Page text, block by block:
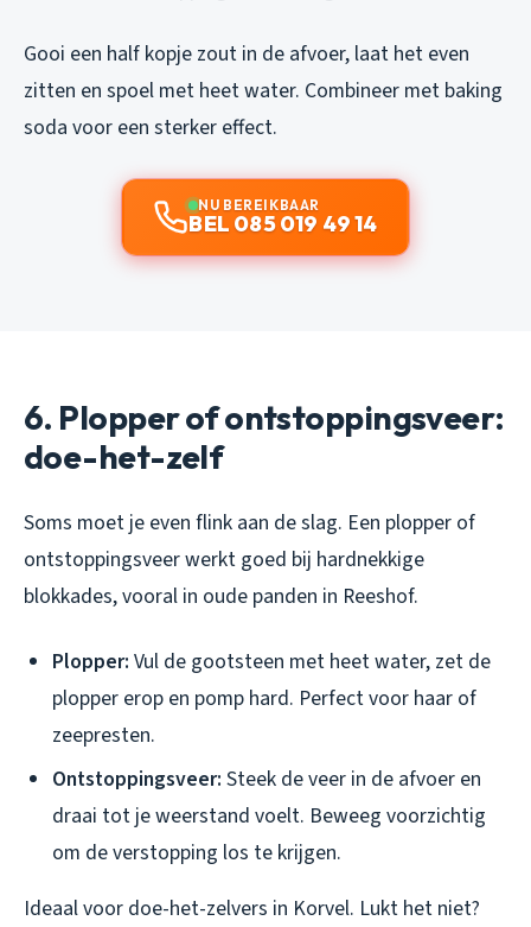
Gooi een half kopje zout in de afvoer, laat het even
zitten en spoel met heet water. Combineer met baking
soda voor een sterker effect.
NU BEREIKBAAR
BEL 085 019 49 14
6. Plopper of ontstoppingsveer:
doe-het-zelf
Soms moet je even flink aan de slag. Een plopper of
ontstoppingsveer werkt goed bij hardnekkige
blokkades, vooral in oude panden in Reeshof.
Plopper: Vul de gootsteen met heet water, zet de
plopper erop en pomp hard. Perfect voor haar of
zeepresten.
Ontstoppingsveer: Steek de veer in de afvoer en
draai tot je weerstand voelt. Beweeg voorzichtig
om de verstopping los te krijgen.
Ideaal voor doe-het-zelvers in Korvel. Lukt het niet?